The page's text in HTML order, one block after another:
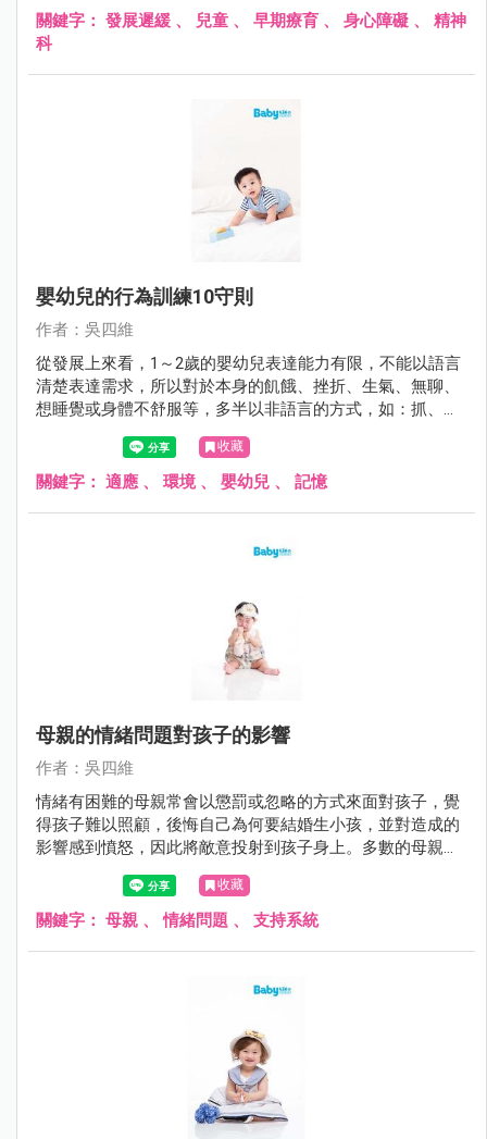
關鍵字： 發展遲緩 、 兒童 、 早期療育 、 身心障礙 、 精神
科
嬰幼兒的行為訓練10守則
作者：吳四維
從發展上來看，1～2歲的嬰幼兒表達能力有限，不能以語言
清楚表達需求，所以對於本身的飢餓、挫折、生氣、無聊、
想睡覺或身體不舒服等，多半以非語言的方式，如：抓、咬
或者打照顧者來吸引大人的注意以獲得滿足。許多的父母或
照顧者卻把這些行為當成是暴力行為的前哨戰，照顧者要試
著去解讀這些行為的背後意義，不要把這些動作當成沒有禮
收藏
關鍵字： 適應 、 環境、 嬰幼兒 、 記憶
母親的情緒問題對孩子的影響
作者：吳四維
情緒有困難的母親常會以懲罰或忽略的方式來面對孩子，覺
得孩子難以照顧，後悔自己為何要結婚生小孩，並對造成的
影響感到憤怒，因此將敵意投射到孩子身上。多數的母親都
知道自己的情緒會影響到孩子，事後也會對孩子感到內疚與
自責，但多半不知道如何改變也不知道找誰來協助。
收藏
關鍵字： 母親 、情緒問題 、 支持系統